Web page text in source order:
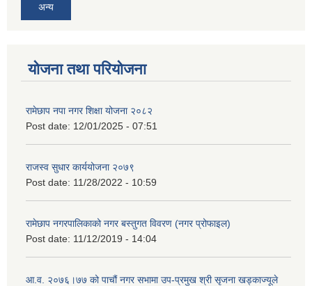
अन्य
योजना तथा परियोजना
रामेछाप नपा नगर शिक्षा योजना २०८२
Post date: 12/01/2025 - 07:51
राजस्व सुधार कार्ययोजना २०७९
Post date: 11/28/2022 - 10:59
रामेछाप नगरपालिकाको नगर बस्तुगत विवरण (नगर प्रोफाइल)
Post date: 11/12/2019 - 14:04
आ.व. २०७६।७७ को पाचौं नगर सभामा उप-प्रमुख श्री सृजना खड्काज्यूले